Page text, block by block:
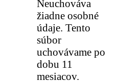
Neuchováva
žiadne osobné
údaje. Tento
súbor
uchovávame po
dobu 11
mesiacov.